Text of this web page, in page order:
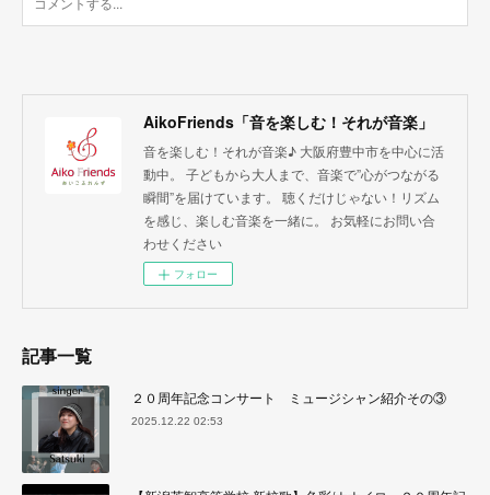
AikoFriends「音を楽しむ！それが音楽」
音を楽しむ！それが音楽♪ 大阪府豊中市を中心に活
動中。 子どもから大人まで、音楽で”心がつながる
瞬間”を届けています。 聴くだけじゃない！リズム
を感じ、楽しむ音楽を一緒に。 お気軽にお問い合
わせください
フォロー
記事一覧
２０周年記念コンサート ミュージシャン紹介その③
2025.12.22 02:53